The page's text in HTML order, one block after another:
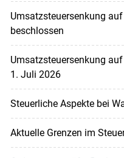
Umsatzsteuersenkung
beschlossen
Umsatzsteuersenkung
1. Juli 2026
Steuerliche Aspekte bei
Aktuelle Grenzen im